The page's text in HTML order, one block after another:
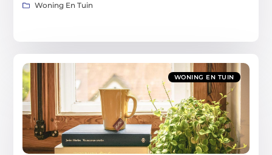
Woning En Tuin
WONING EN TUIN